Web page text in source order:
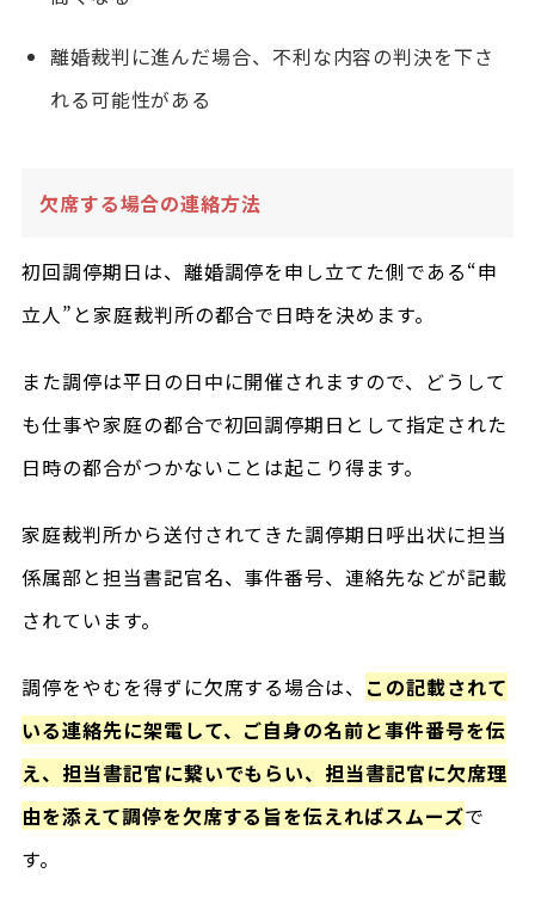
離婚裁判に進んだ場合、不利な内容の判決を下さ
れる可能性がある
欠席する場合の連絡方法
初回調停期日は、離婚調停を申し立てた側である“申
立人”と家庭裁判所の都合で日時を決めます。
また調停は平日の日中に開催されますので、どうして
も仕事や家庭の都合で初回調停期日として指定された
日時の都合がつかないことは起こり得ます。
家庭裁判所から送付されてきた調停期日呼出状に担当
係属部と担当書記官名、事件番号、連絡先などが記載
されています。
調停をやむを得ずに欠席する場合は、 この記載されて
いる連絡先に架電して、ご自身の名前と事件番号を伝
え、担当書記官に繋いでもらい、担当書記官に欠席理
由を添えて調停を欠席する旨を伝えればスムーズで
す。